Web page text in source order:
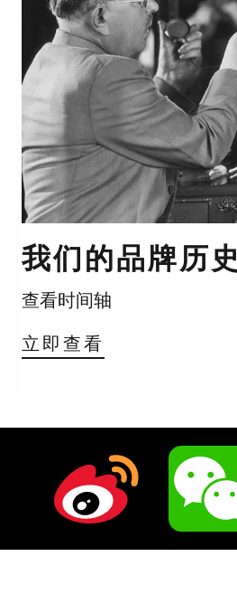
我们的品牌历史
查看时间轴
立即查看